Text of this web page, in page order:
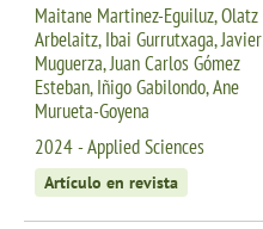
Maitane Martinez-Eguiluz, Olatz
Arbelaitz, Ibai Gurrutxaga, Javier
Muguerza, Juan Carlos Gómez
Esteban, Iñigo Gabilondo, Ane
Murueta-Goyena
2024 - Applied Sciences
Artículo en revista